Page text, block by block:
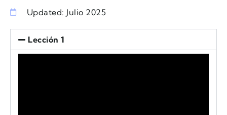
Lección 1
Updated: Julio 2025